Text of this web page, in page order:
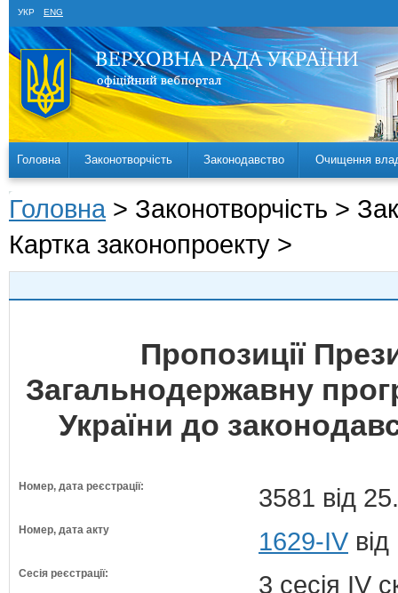
УКР ENG
Головна Законотворчість Законодавство Очищення
Головна > Законотворчість >
Картка законопроекту >
Пропозиції
Загальнодержавну
України до
Номер, дата реєстрації: 3581 від
Номер, дата акту 1629-IV
Сесія реєстрації: 3 сесія IV